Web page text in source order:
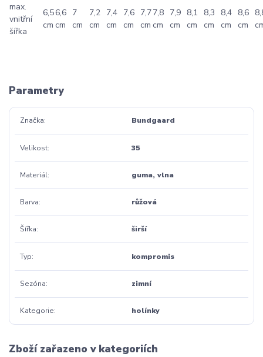
max.
vnitřní
šířka
6,5
cm
6,6
cm
7
cm
7,2
cm
7,4
cm
7,6
cm
7,7
cm
7,8
cm
7,9
cm
8,1
cm
8,3
cm
8,4
cm
8,6
cm
Parametry
Značka Bundgaard
Velikost 35
Materiál guma, vlna
Barva růžová
Šířka širší
Typ kompromis
Sezóna zimní
Kategorie holínky
Zboží zařazeno v kategoriích